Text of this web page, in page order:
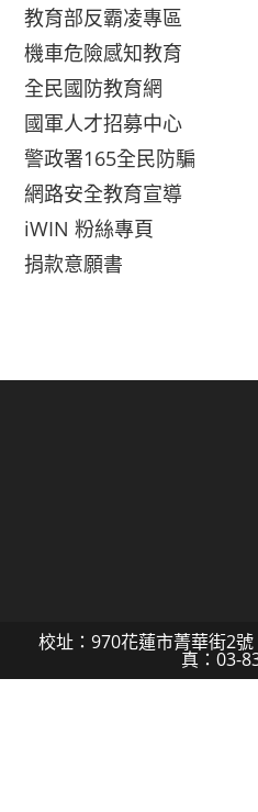
教育部反霸凌專區
機車危險感知教育
全民國防教育網
國軍人才招募中心
警政署165全民防騙
網路安全教育宣導
iWIN 粉絲專頁
捐款意願書
校址：970花蓮市菁華街2
真：03-